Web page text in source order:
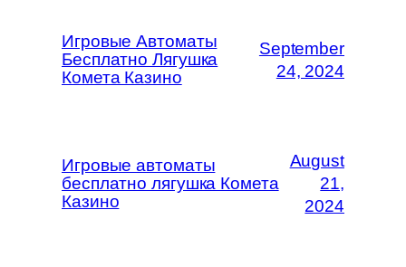
Игровые Автоматы
Бесплатно Лягушка
Комета Казино
September
24, 2024
Игровые автоматы
бесплатно лягушка Комета
Казино
August
21,
2024